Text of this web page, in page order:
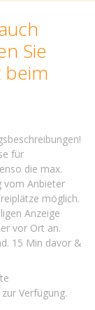
Sie
beim
für
die max.
vom Anbieter
möglich.
Anzeige
vor Ort an.
15 Min davor &
Verfügung.